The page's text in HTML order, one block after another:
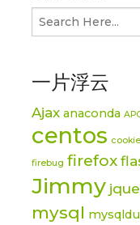
一片浮云
Ajax anaconda
centos
firebug firefox
Jimmy
mysql